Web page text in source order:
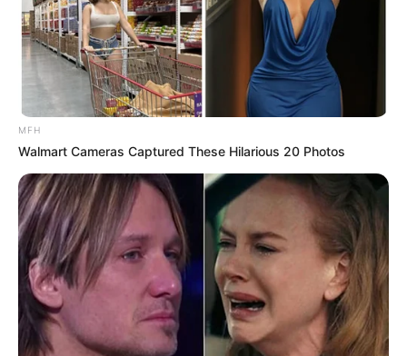
10 Pose Manekin Anti
Mainstream yang Konyol
Banget
8 Kata Lucu Seputar Malam
Minggu ala Jomblo yang Bikin
Ngenes
MFH
Walmart Cameras Captured These Hilarious 20 Photos